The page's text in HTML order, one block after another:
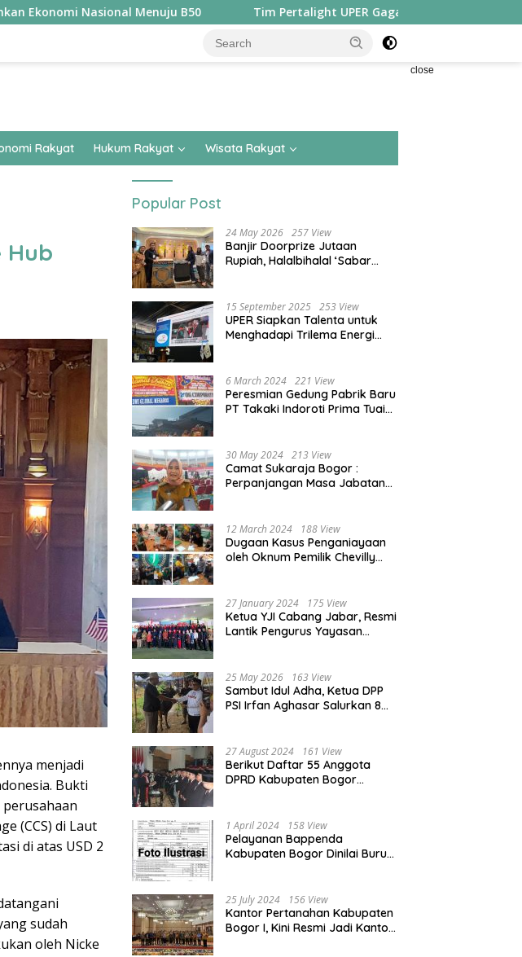
Menuju B50 Tim Pertalight UPER Gagas Solusi Hak Pejalan Kaki di Kota
close
Rakyat Hukum Rakyat Wisata Rakyat
Hub
menjadi
Bukti
(CCS) di Laut
di atas USD 2
sudah
oleh Nicke
Popular Post
24 May 2026 257 View
Banjir Doorprize Jutaan
Rupiah, Halalbihalal ‘Sabar
15 September 2025 253 View
UPER Siapkan Talenta untuk
Menghadapi Trilema Energi
Beasiswa 30% di 2025
6 March 2024 221 View
Peresmian Gedung Pabrik Baru
PT Takaki Indoroti Prima Tuai
30 May 2024 213 View
Camat Sukaraja Bogor :
Perpanjangan Masa Jabatan
yang Besar
12 March 2024 188 View
Dugaan Kasus Penganiayaan
oleh Oknum Pemilik Chevilly
Berakhir Damai
27 January 2024 175 View
Ketua YJI Cabang Jabar, Resmi
Lantik Pengurus Yayasan
25 May 2026 163 View
Sambut Idul Adha, Ketua DPP
PSI Irfan Aghasar Salurkan 8
27 August 2024 161 View
Berikut Daftar 55 Anggota
DPRD Kabupaten Bogor
1 April 2024 158 View
Pelayanan Bappenda
Kabupaten Bogor Dinilai Buruk,
25 July 2024 156 View
Kantor Pertanahan Kabupaten
Bogor I, Kini Resmi Jadi Kantor